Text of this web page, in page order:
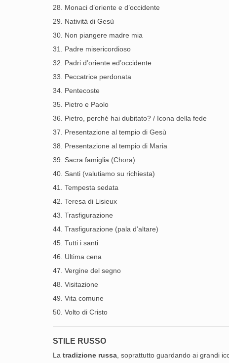
28. Monaci d’oriente e d’occidente
29. Natività di Gesù
30. Non piangere madre mia
31. Padre misericordioso
32. Padri d’oriente ed’occidente
33. Peccatrice perdonata
34. Pentecoste
35. Pietro e Paolo
36. Pietro, perché hai dubitato? / Icona della fede
37. Presentazione al tempio di Gesù
38. Presentazione al tempio di Maria
39. Sacra famiglia (Chora)
40. Santi (valutiamo su richiesta)
41. Tempesta sedata
42. Teresa di Lisieux
43. Trasfigurazione
44. Trasfigurazione (pala d’altare)
45. Tutti i santi
46. Ultima cena
47. Vergine del segno
48. Visitazione
49. Vita comune
50. Volto di Cristo
STILE RUSSO
La tradizione russa , soprattutto guardando ai grandi